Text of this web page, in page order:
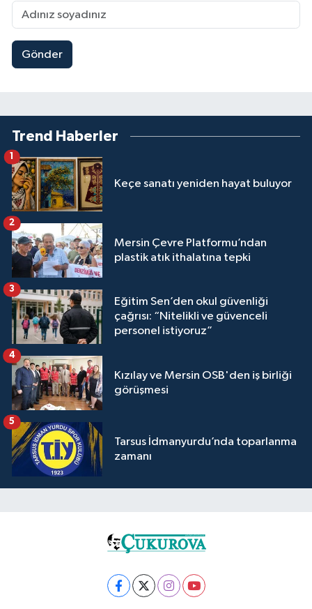
Gönder
Trend Haberler
Keçe sanatı yeniden hayat buluyor
1
Mersin Çevre Platformu’ndan
plastik atık ithalatına tepki
2
Eğitim Sen’den okul güvenliği
çağrısı: “Nitelikli ve güvenceli
personel istiyoruz”
3
Kızılay ve Mersin OSB'den iş birliği
görüşmesi
4
Tarsus İdmanyurdu’nda toparlanma
zamanı
5